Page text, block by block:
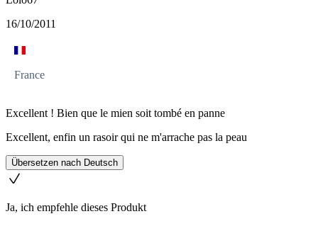
16/10/2011
France
Excellent ! Bien que le mien soit tombé en panne
Excellent, enfin un rasoir qui ne m'arrache pas la peau
Übersetzen nach Deutsch
Ja, ich empfehle dieses Produkt